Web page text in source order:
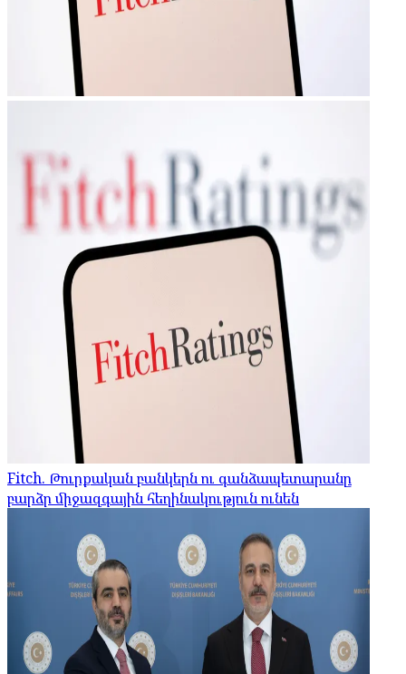
Fitch. Թուրքական բանկերն ու գանձապետարանը
բարձր միջազգային հեղինակություն ունեն